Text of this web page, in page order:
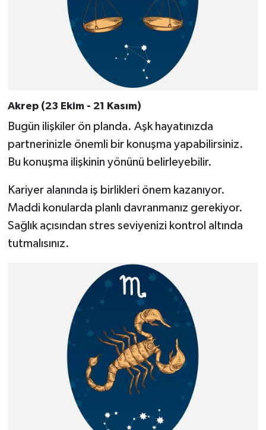
Akrep (23 Ekim - 21 Kasım)
Bugün ilişkiler ön planda. Aşk hayatınızda
partnerinizle önemli bir konuşma yapabilirsiniz.
Bu konuşma ilişkinin yönünü belirleyebilir.
Kariyer alanında iş birlikleri önem kazanıyor.
Maddi konularda planlı davranmanız gerekiyor.
Sağlık açısından stres seviyenizi kontrol altında
tutmalısınız.